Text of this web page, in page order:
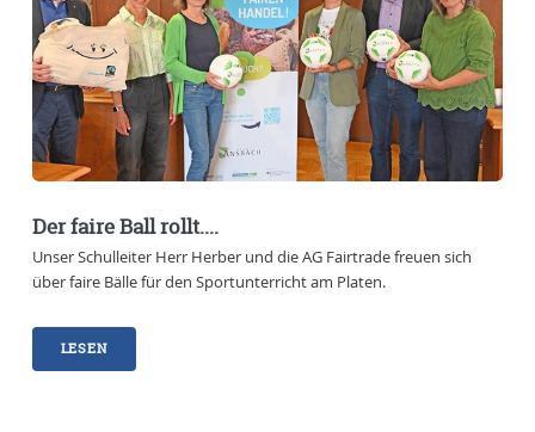
Der faire Ball rollt....
Unser Schulleiter Herr Herber und die AG Fairtrade freuen sich
über faire Bälle für den Sportunterricht am Platen.
LESEN